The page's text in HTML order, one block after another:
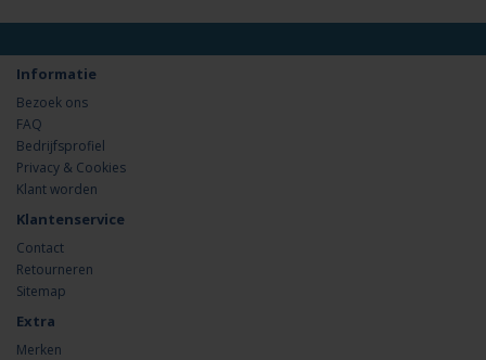
Informatie
Bezoek ons
FAQ
Bedrijfsprofiel
Privacy & Cookies
Klant worden
Klantenservice
Contact
Retourneren
Sitemap
Extra
Merken